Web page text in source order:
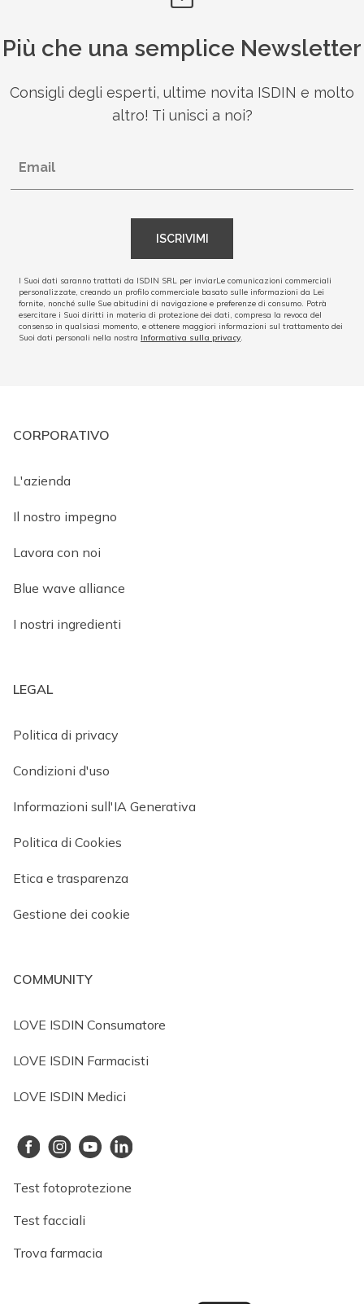
Più che una semplice Newsletter
Consigli degli esperti, ultime novita ISDIN e molto
altro! Ti unisci a noi?
Email
ISCRIVIMI
I Suoi dati saranno trattati da ISDIN SRL per inviarLe comunicazioni commerciali
personalizzate, creando un profilo commerciale basato sulle informazioni da Lei
fornite, nonché sulle Sue abitudini di navigazione e preferenze di consumo. Potrà
esercitare i Suoi diritti in materia di protezione dei dati, compresa la revoca del
consenso in qualsiasi momento, e ottenere maggiori informazioni sul trattamento dei
Suoi dati personali nella nostra Informativa sulla privacy.
CORPORATIVO
L'azienda
Il nostro impegno
Lavora con noi
Blue wave alliance
I nostri ingredienti
LEGAL
Politica di privacy
Condizioni d'uso
Informazioni sull'IA Generativa
Politica di Cookies
Etica e trasparenza
Gestione dei cookie
COMMUNITY
LOVE ISDIN Consumatore
LOVE ISDIN Farmacisti
LOVE ISDIN Medici
Test fotoprotezione
Test facciali
Trova farmacia